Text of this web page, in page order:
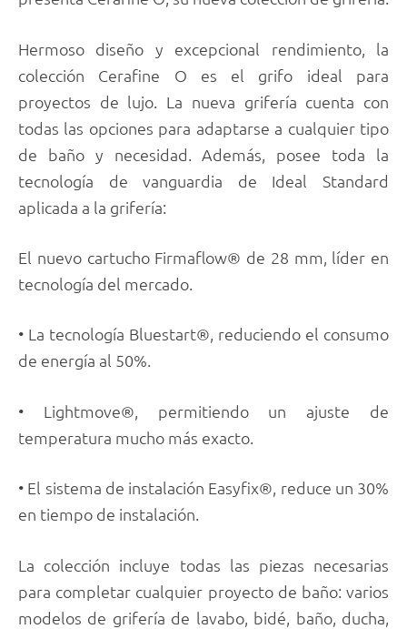
Hermoso diseño y excepcional rendimiento, la
colección Cerafine O es el grifo ideal para
proyectos de lujo. La nueva grifería cuenta con
todas las opciones para adaptarse a cualquier tipo
de baño y necesidad. Además, posee toda la
tecnología de vanguardia de Ideal Standard
aplicada a la grifería:
El nuevo cartucho Firmaflow® de 28 mm, líder en
tecnología del mercado.
• La tecnología Bluestart®, reduciendo el consumo
de energía al 50%.
• Lightmove®, permitiendo un ajuste de
temperatura mucho más exacto.
• El sistema de instalación Easyfix®, reduce un 30%
en tiempo de instalación.
La colección incluye todas las piezas necesarias
para completar cualquier proyecto de baño: varios
modelos de grifería de lavabo, bidé, baño, ducha,